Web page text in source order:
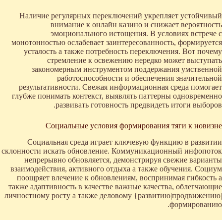
Наличие регулярных переключений укрепляет устойчивый
внимание к онлайн казино и снижает вероятность
эмоционального истощения. В условиях встрече с
монотонностью ослабевает заинтересованность, формируется
усталость а также потребность переключения. Вот почему
стремление к освежению нередко может выступать
закономерным инструментом поддержания умственной
работоспособности и обеспечения значительной
результативности. Свежая информационная среда помогает
глубже понимать контекст, выявлять паттерны одновременно
развивать готовность предвидеть итоги выборов.
Социальные условия формирования тяги к новизне
Социальная среда играет ключевую функцию в развитии
склонности искать обновление. Коммуникационный инфопоток
непрерывно обновляется, демонстрируя свежие варианты
взаимодействия, активного отдыха а также обучения. Социум
поощряет влечение к обновлениям, воспринимая гибкость а
также адаптивность в качестве важные качества, облегчающие
личностному росту а также деловому {развитию|продвижению|
формированию.